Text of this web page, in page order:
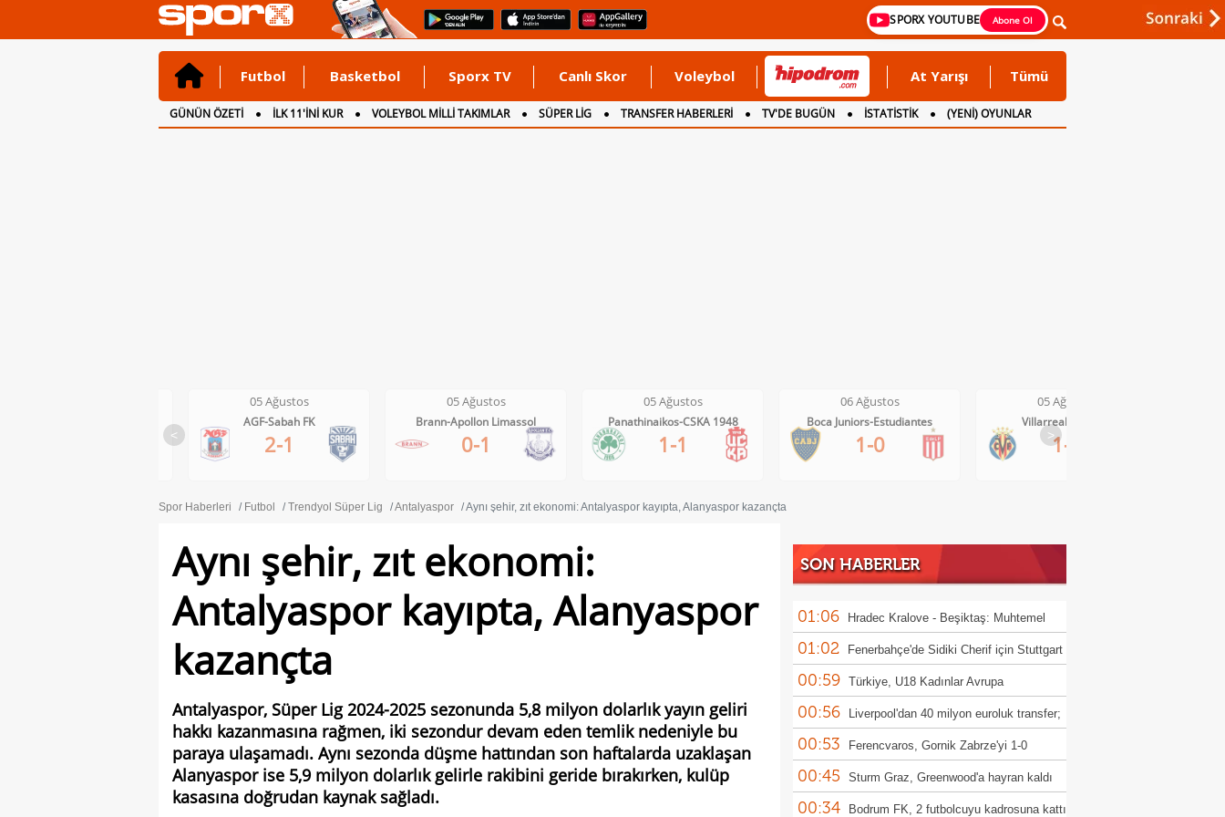
SPORX YOUTUBE Abone Ol
Futbol Basketbol Sporx TV Canlı Skor Voleybol At Yarışı Tümü
GÜNÜN ÖZETİ İLK 11'İNİ KUR VOLEYBOL MİLLİ TAKIMLAR SÜPER LİG TRANSFER HABERLERİ TV'DE BUGÜN İSTATİSTİK
(YENİ) OYUNLAR
CANLI ANLATIM
İNGİLTERE
<
05 Ağustos
AGF-Sabah FK
2-1
05 Ağustos
Brann-Apollon Limassol
0-1
05 Ağustos
Panathinaikos-CSKA 1948
1-1
06 Ağustos
Boca Juniors-Estudiantes
1-0
05 Ağustos
Villarreal-Levante
1-0
>
Spor Haberleri Futbol Trendyol Süper Lig Antalyaspor Aynı şehir, zıt ekonomi: Antalyaspor kayıpta, Alanyaspor kazançta
Aynı şehir, zıt ekonomi:
Antalyaspor kayıpta, Alanyaspor
kazançta
Antalyaspor, Süper Lig 2024-2025 sezonunda 5,8 milyon dolarlık yayın geliri
hakkı kazanmasına rağmen, iki sezondur devam eden temlik nedeniyle bu
paraya ulaşamadı. Aynı sezonda düşme hattından son haftalarda uzaklaşan
Alanyaspor ise 5,9 milyon dolarlık gelirle rakibini geride bırakırken, kulüp
kasasına doğrudan kaynak sağladı.
SON HABERLER
01:06 Hradec Kralove - Beşiktaş: Muhtemel
11'ler
01:02 Fenerbahçe'de Sidiki Cherif için Stuttgart
iddiası!
00:59 Türkiye, U18 Kadınlar Avrupa
Şampiyonası'nda Sırbistan'a 70-67 yenildi
00:56 Liverpool'dan 40 milyon euroluk transfer;
Victor Munoz
00:53 Ferencvaros, Gornik Zabrze'yi 1-0
mağlup etti
00:45 Sturm Graz, Greenwood'a hayran kaldı
00:34 Bodrum FK, 2 futbolcuyu kadrosuna kattı